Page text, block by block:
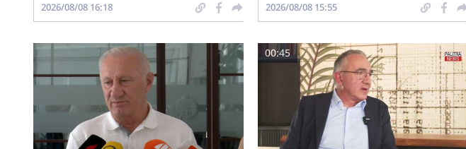
2026/08/08 16:18 2026/08/08 15:55
00:45